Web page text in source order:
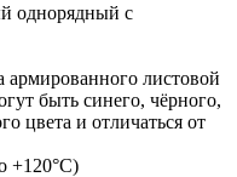
однорядный с
армированного листовой
быть синего, чёрного,
цвета и отличаться от
+120°С)